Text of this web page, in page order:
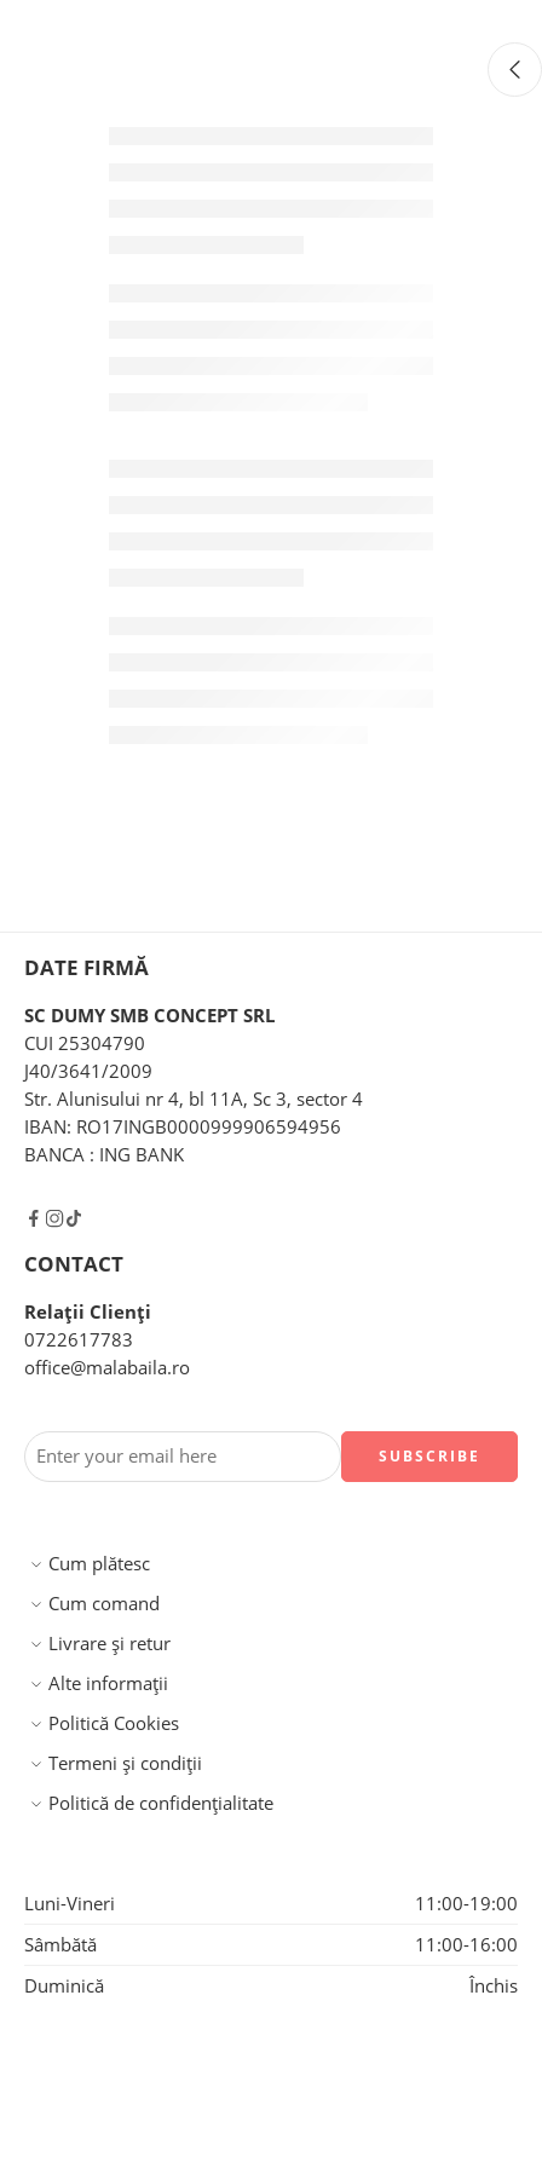
DATE FIRMĂ
SC DUMY SMB CONCEPT SRL
CUI 25304790
J40/3641/2009
Str. Alunisului nr 4, bl 11A, Sc 3, sector 4
IBAN: RO17INGB0000999906594956
BANCA : ING BANK
CONTACT
Relații Clienți
0722617783
office@malabaila.ro
Cum plătesc
Cum comand
Livrare și retur
Alte informații
Politică Cookies
Termeni și condiții
Politică de confidențialitate
Luni-Vineri
11:00-19:00
Sâmbătă
11:00-16:00
Duminică
Închis